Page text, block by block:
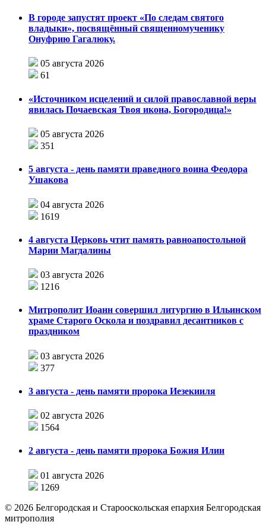
В городе запустят проект «По следам святого
владыки», посвящённый священномученику
Онуфрию Гагалюку.
05 августа 2026
61
«Источником исцелений и силой православной веры
явилась Почаевская Твоя икона, Богородица!»
05 августа 2026
351
5 августа - день памяти праведного воина Феодора
Ушакова
04 августа 2026
1619
4 августа Церковь чтит память равноапостольной
Марии Магдалины
03 августа 2026
1216
Митрополит Иоанн совершил литургию в Ильинском
храме Старого Оскола и поздравил десантников с
праздником
03 августа 2026
377
3 августа - день памяти пророка Иезекииля
02 августа 2026
1564
2 августа - день памяти пророка Божия Илии
01 августа 2026
1269
© 2026 Белгородская и Старооскольская епархия Белгородская
митрополия